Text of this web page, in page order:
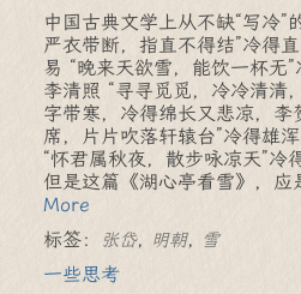
中国古典文学上从不缺“写冷”
严衣带断，指直不得结”冷得
易 “晚来天欲雪，能饮一杯无”
李清照 “寻寻觅觅，冷冷清清
字带寒，冷得绵长又悲凉，李
席，片片吹落轩辕台”冷得雄
“怀君属秋夜，散步咏凉天”
但是这篇《湖心亭看雪》，应
More
标签：
张岱, 明朝, 雪
一些思考